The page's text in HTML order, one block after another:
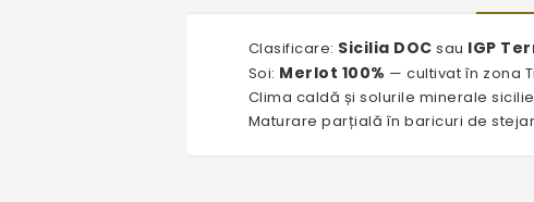
Clasificare: Sicilia DOC sau IGP
Soi: Merlot 100% — cultivat în zona
Clima caldă și solurile minerale
Maturare parțială în baricuri de stejar